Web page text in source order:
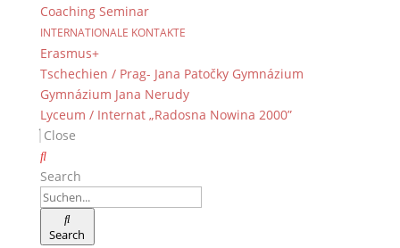
Coaching Seminar
INTERNATIONALE KONTAKTE
Erasmus+
Tschechien / Prag- Jana Patočky Gymnázium
Gymnázium Jana Nerudy
Lyceum / Internat „Radosna Nowina 2000”
Close
Search
Search